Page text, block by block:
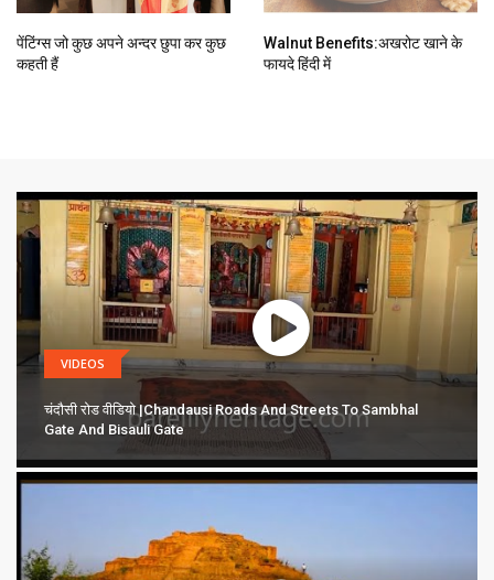
पेंटिंग्स जो कुछ अपने अन्दर छुपा कर कुछ
कहती हैं
Walnut Benefits:अखरोट खाने के
फायदे हिंदी में
VIDEOS
चंदौसी रोड वीडियो |Chandausi Roads And Streets To Sambhal
Gate And Bisauli Gate